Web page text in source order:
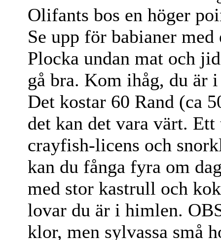
Olifants bos en höger
Se upp för babianer
Plocka undan mat och
gå bra. Kom ihåg, du är
Det kostar 60 Rand (ca
det kan det vara värt.
crayfish-licens och
kan du fånga fyra om
med stor kastrull och
lovar du är i himlen.
klor, men sylvassa små